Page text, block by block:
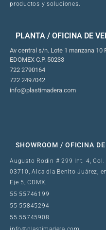
productos y soluciones.
PLANTA / OFICINA DE
Av central s/n. Lote 1 manzana 10
EDOMEX C.P. 50233
722 2790164
722 2497042
info@plastimadera.com
SHOWROOM / OFICINA
Augusto Rodin # 299 Int. 4, Col.
03710, Alcaldía Benito Juárez,
Eje 5, CDMX.
55 55746199
55 55845294
55 55745908